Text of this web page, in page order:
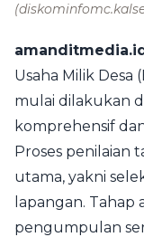
Usaha Milik Desa
mulai dilakukan
komprehensif
Proses penilaian
utama, yakni
lapangan. Tahap
pengumpulan